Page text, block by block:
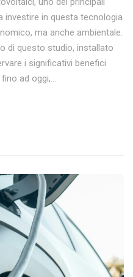
investire in questa tecnologia
ma anche ambientale.
di questo studio, installato
i significativi benefici
ad oggi,...